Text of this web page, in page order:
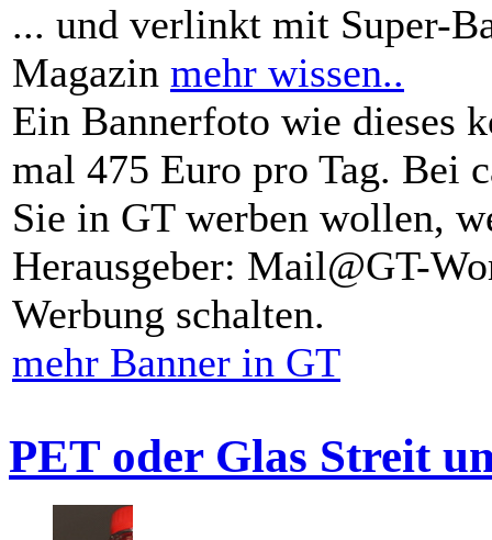
... und verlinkt mit Super-
Magazin mehr wissen..
Ein Bannerfoto wie dieses
mal 475 Euro pro Tag. Bei
Sie in GT werben wollen,
Herausgeber: Mail@GT-
Werbung schalten.
mehr Banner in GT
PET oder Glas Streit